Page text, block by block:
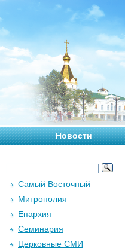
Новости
Самый Восточный
Митрополия
Епархия
Семинария
Церковные СМИ